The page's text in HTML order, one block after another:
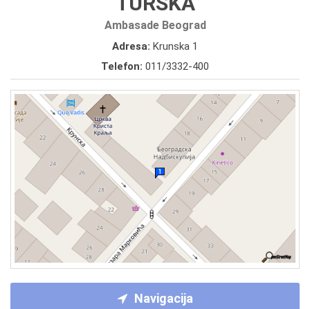
Ambasade Beograd
Adresa: Krunska 1
Telefon: 011/3332-400
Navigacija